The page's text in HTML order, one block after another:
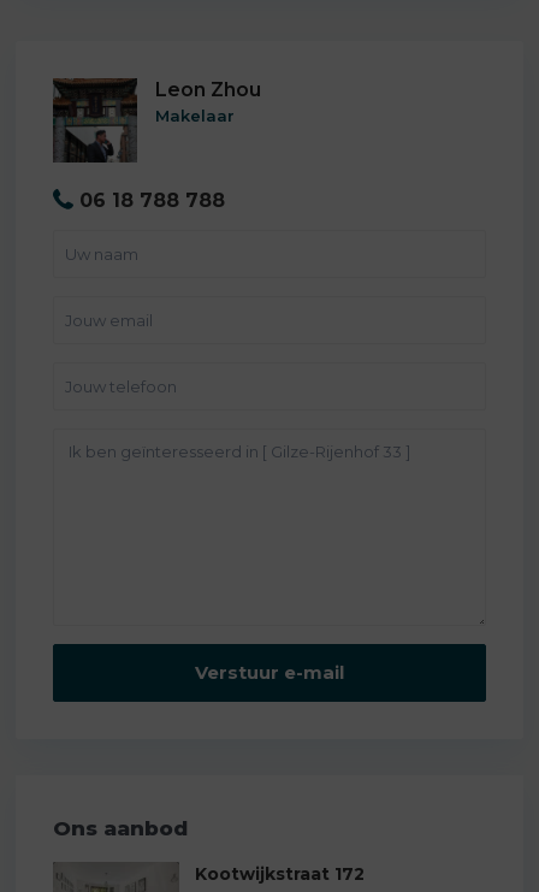
Leon Zhou
Makelaar
06 18 788 788
Ons aanbod
Kootwijkstraat 172